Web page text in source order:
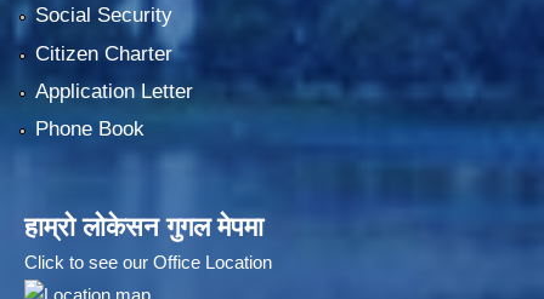
Social Security
Citizen Charter
Application Letter
Phone Book
हाम्रो लोकेसन गुगल मेपमा
Click to see our Office Location